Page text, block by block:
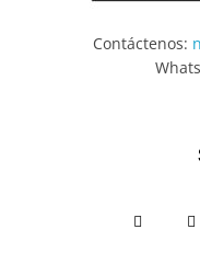
Contáctenos: